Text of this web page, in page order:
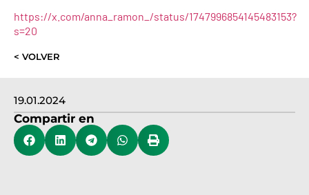
19.01.2024
Compartir en
https://x.com/anna_ramon_/status/1747996854145483153?
s=20
< VOLVER